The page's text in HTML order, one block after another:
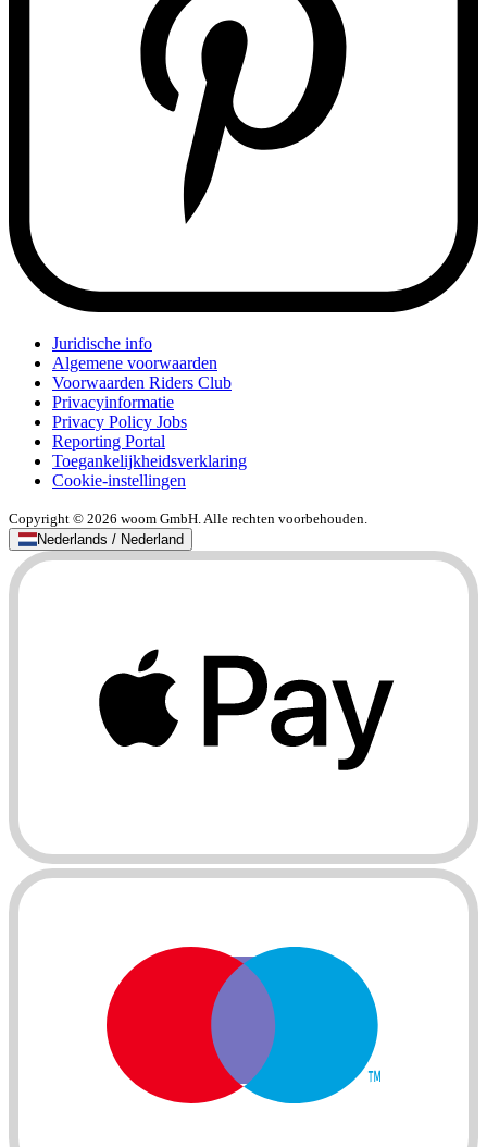
Juridische info
Algemene voorwaarden
Voorwaarden Riders Club
Privacyinformatie
Privacy Policy Jobs
Reporting Portal
Toegankelijkheidsverklaring
Cookie-instellingen
Copyright © 2026 woom GmbH. Alle rechten voorbehouden.
Nederlands / Nederland